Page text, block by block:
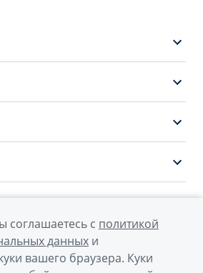
соглашаетесь с политикой
данных и
вашего браузера. Куки